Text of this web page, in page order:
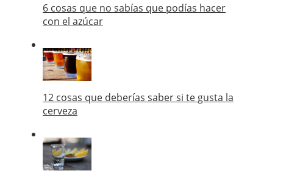
6 cosas que no sabías que podías hacer
con el azúcar
12 cosas que deberías saber si te gusta la
cerveza